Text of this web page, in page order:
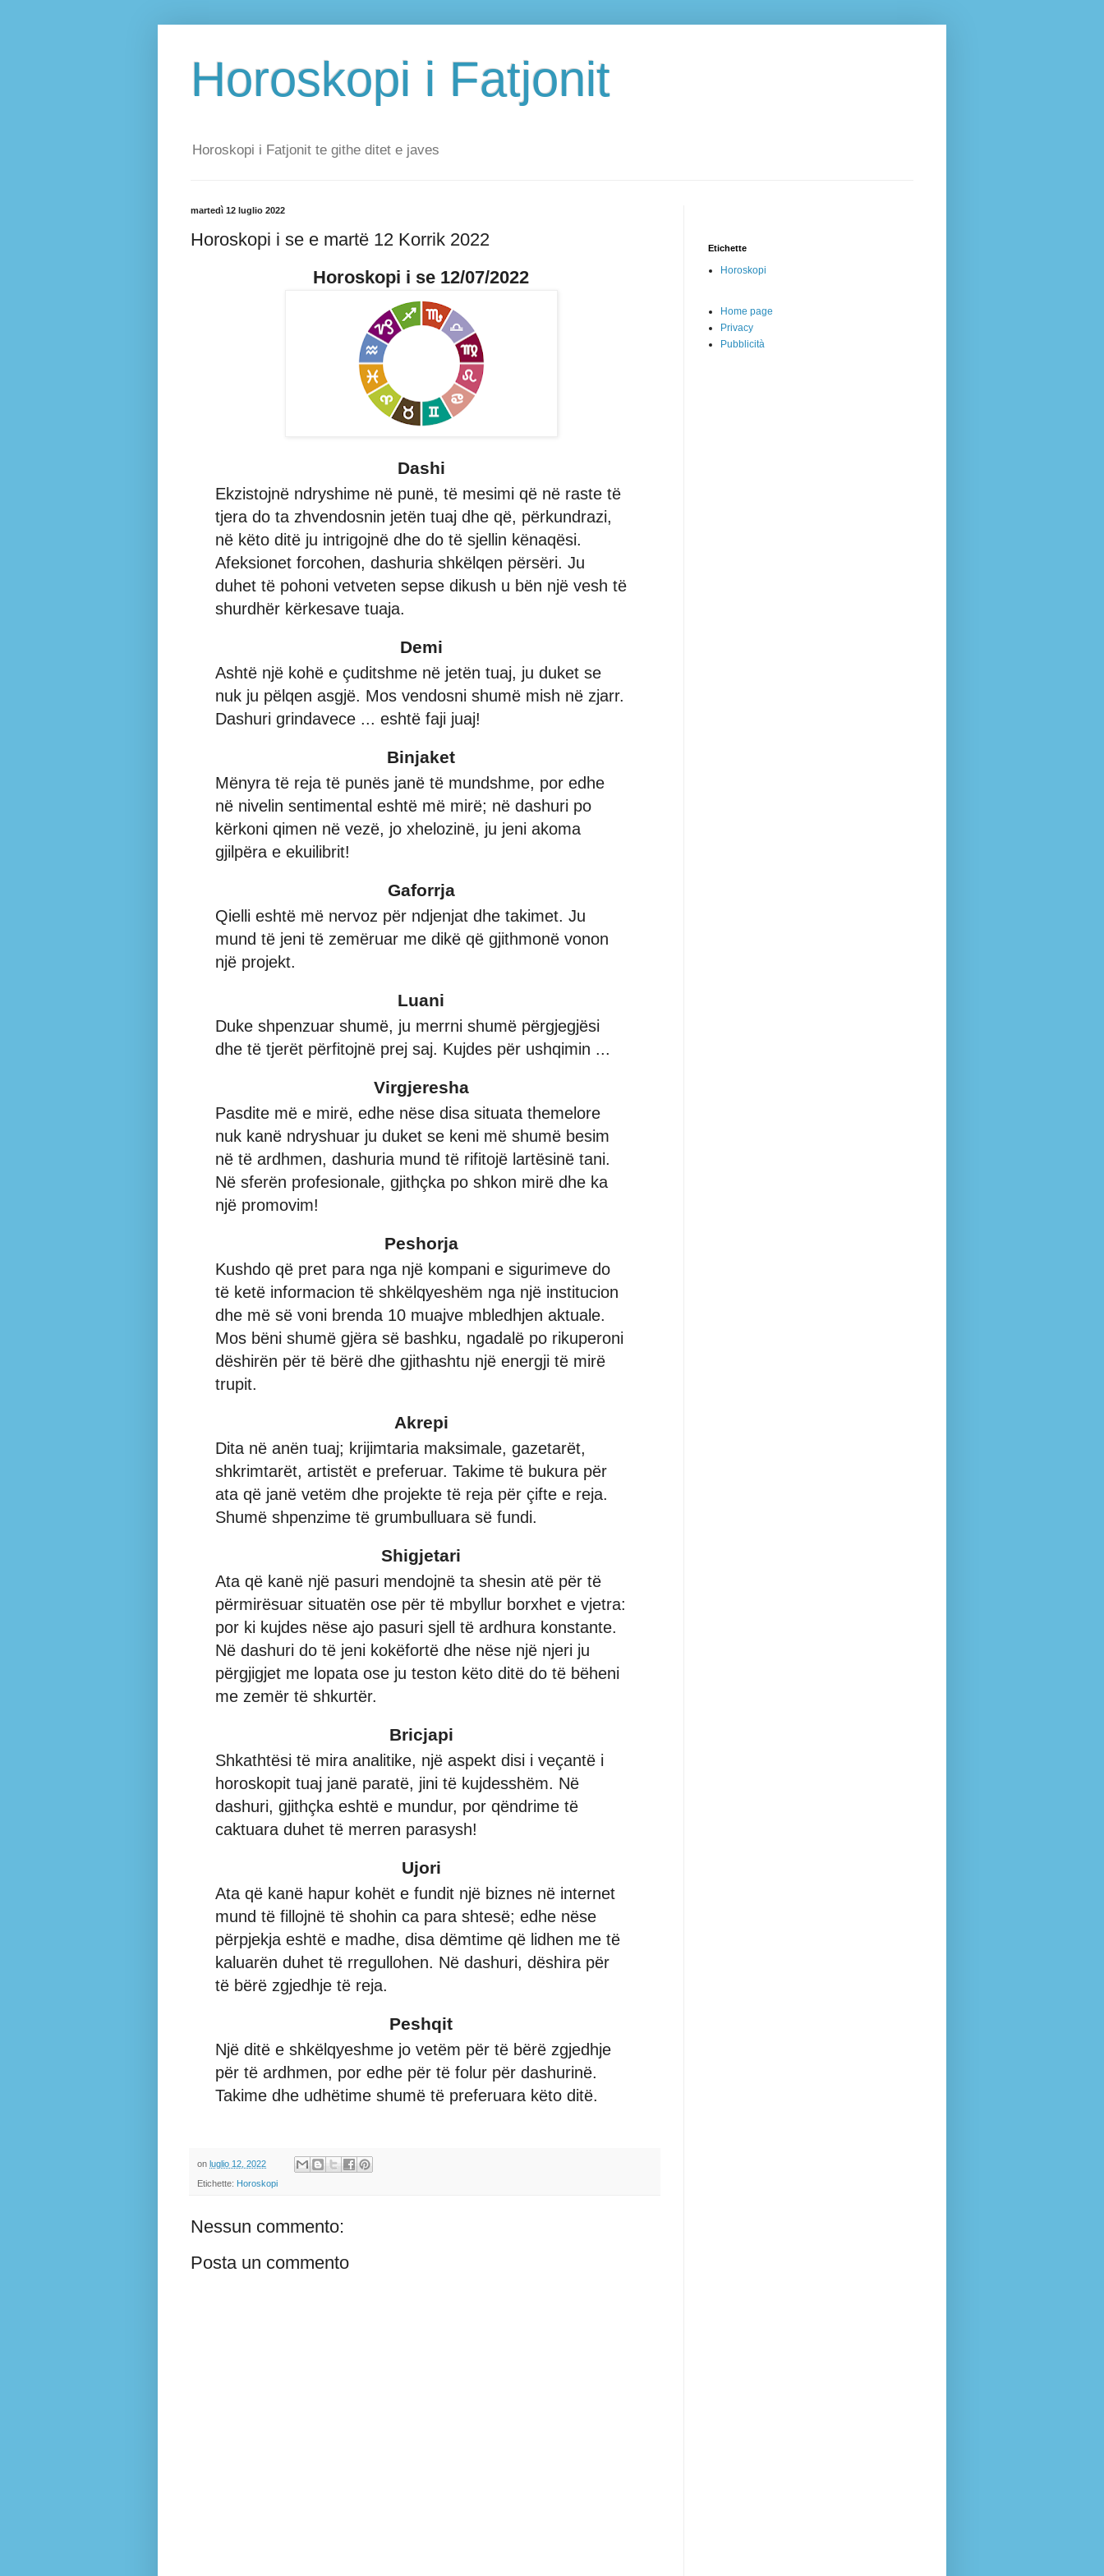
Horoskopi i Fatjonit
Horoskopi i Fatjonit te githe ditet e javes
martedì 12 luglio 2022
Horoskopi i se e martë 12 Korrik 2022
Horoskopi i se 12/07/2022
Dashi
Ekzistojnë ndryshime në punë, të mesimi që në raste të
tjera do ta zhvendosnin jetën tuaj dhe që, përkundrazi,
në këto ditë ju intrigojnë dhe do të sjellin kënaqësi.
Afeksionet forcohen, dashuria shkëlqen përsëri. Ju
duhet të pohoni vetveten sepse dikush u bën një vesh të
shurdhër kërkesave tuaja.
Demi
Ashtë një kohë e çuditshme në jetën tuaj, ju duket se
nuk ju pëlqen asgjë. Mos vendosni shumë mish në zjarr.
Dashuri grindavece ... eshtë faji juaj!
Binjaket
Mënyra të reja të punës janë të mundshme, por edhe
në nivelin sentimental eshtë më mirë; në dashuri po
kërkoni qimen në vezë, jo xhelozinë, ju jeni akoma
gjilpëra e ekuilibrit!
Gaforrja
Qielli eshtë më nervoz për ndjenjat dhe takimet. Ju
mund të jeni të zemëruar me dikë që gjithmonë vonon
një projekt.
Luani
Duke shpenzuar shumë, ju merrni shumë përgjegjësi
dhe të tjerët përfitojnë prej saj. Kujdes për ushqimin ...
Virgjeresha
Pasdite më e mirë, edhe nëse disa situata themelore
nuk kanë ndryshuar ju duket se keni më shumë besim
në të ardhmen, dashuria mund të rifitojë lartësinë tani.
Në sferën profesionale, gjithçka po shkon mirë dhe ka
një promovim!
Peshorja
Kushdo që pret para nga një kompani e sigurimeve do
të ketë informacion të shkëlqyeshëm nga një institucion
dhe më së voni brenda 10 muajve mbledhjen aktuale.
Mos bëni shumë gjëra së bashku, ngadalë po rikuperoni
dëshirën për të bërë dhe gjithashtu një energji të mirë
trupit.
Akrepi
Dita në anën tuaj; krijimtaria maksimale, gazetarët,
shkrimtarët, artistët e preferuar. Takime të bukura për
ata që janë vetëm dhe projekte të reja për çifte e reja.
Shumë shpenzime të grumbulluara së fundi.
Shigjetari
Ata që kanë një pasuri mendojnë ta shesin atë për të
përmirësuar situatën ose për të mbyllur borxhet e vjetra:
por ki kujdes nëse ajo pasuri sjell të ardhura konstante.
Në dashuri do të jeni kokëfortë dhe nëse një njeri ju
përgjigjet me lopata ose ju teston këto ditë do të bëheni
me zemër të shkurtër.
Bricjapi
Shkathtësi të mira analitike, një aspekt disi i veçantë i
horoskopit tuaj janë paratë, jini të kujdesshëm. Në
dashuri, gjithçka eshtë e mundur, por qëndrime të
caktuara duhet të merren parasysh!
Ujori
Ata që kanë hapur kohët e fundit një biznes në internet
mund të fillojnë të shohin ca para shtesë; edhe nëse
përpjekja eshtë e madhe, disa dëmtime që lidhen me të
kaluarën duhet të rregullohen. Në dashuri, dëshira për
të bërë zgjedhje të reja.
Peshqit
Një ditë e shkëlqyeshme jo vetëm për të bërë zgjedhje
për të ardhmen, por edhe për të folur për dashurinë.
Takime dhe udhëtime shumë të preferuara këto ditë.
on luglio 12, 2022
Etichette: Horoskopi
Nessun commento:
Posta un commento
Etichette
Horoskopi
Home page
Privacy
Pubblicità